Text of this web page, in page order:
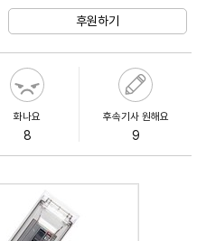
후원하기
화나요
8
후속기사 원해요
9